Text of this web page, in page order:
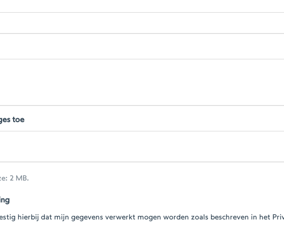
toe
2 MB.
hierbij dat mijn gegevens verwerkt mogen worden zoals beschreven in het